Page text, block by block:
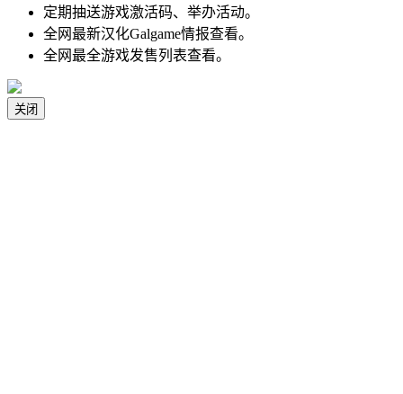
定期抽送游戏激活码、举办活动。
全网最新汉化Galgame情报查看。
全网最全游戏发售列表查看。
关闭